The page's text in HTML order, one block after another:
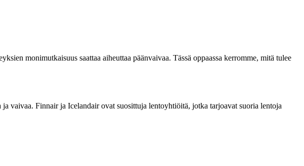
monimutkaisuus saattaa aiheuttaa päänvaivaa. Tässä oppaassa kerromme, mitä tulee
vaivaa. Finnair ja Icelandair ovat suosittuja lentoyhtiöitä, jotka tarjoavat suoria lentoja